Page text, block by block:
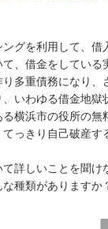
グを利用して、
、借金をしている
多重債務になり
いわゆる借金地獄
横浜市の役所の
っきり自己破産
詳しいことを聞
種類があります